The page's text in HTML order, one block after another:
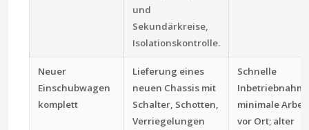
und
Sekundärkreise,
Isolationskontrolle.
Neuer
Einschubwagen
komplett
Lieferung eines
neuen Chassis mit
Schalter, Schotten,
Verriegelungen
Schnelle
minimale
vor Ort; alter